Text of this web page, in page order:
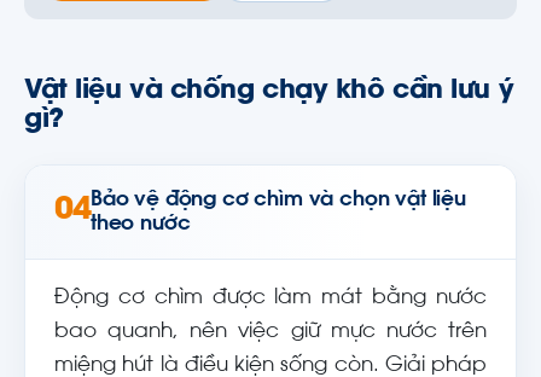
Vật liệu và chống chạy khô cần lưu ý
gì?
04Bảo vệ động cơ chìm và chọn vật liệu
theo nước
Động cơ chìm được làm mát bằng nước
bao quanh, nên việc giữ mực nước trên
miệng hút là điều kiện sống còn. Giải pháp